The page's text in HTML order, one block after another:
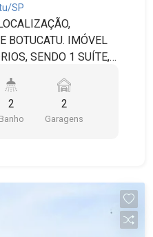
SP
BOTUCATU. IMÓVEL
SENDO 1 SUÍTE,
2 BANHEIROS
CHURRASQUEIRA E
2
Banho
2
Garagens